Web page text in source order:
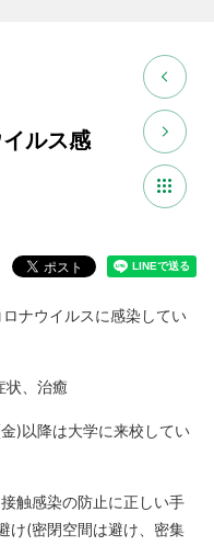
ルス感
ナウイルスに感染してい
、治癒
)以降は大学に来校してい
触感染の防止に正しい手
け(密閉空間は避け、密集